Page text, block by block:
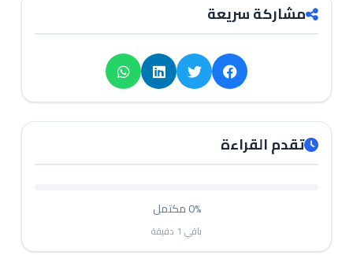
مشاركة سريعة
تقدم القراءة
0%مكتمل
باقي 1 دقيقة